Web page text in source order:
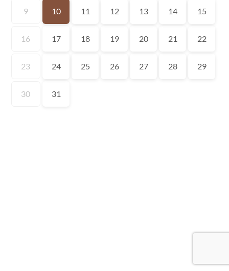
9 10 11 12 13 14 15
16 17 18 19 20 21 22
23 24 25 26 27 28 29
30 31